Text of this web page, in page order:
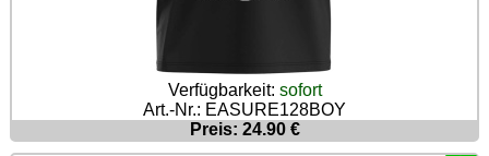
Verfügbarkeit: sofort
Art.-Nr.: EASURE128BOY
Preis: 24.90 €